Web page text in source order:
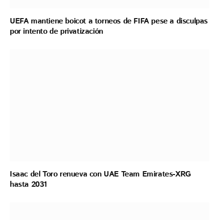
UEFA mantiene boicot a torneos de FIFA pese a disculpas
por intento de privatización
Isaac del Toro renueva con UAE Team Emirates-XRG
hasta 2031